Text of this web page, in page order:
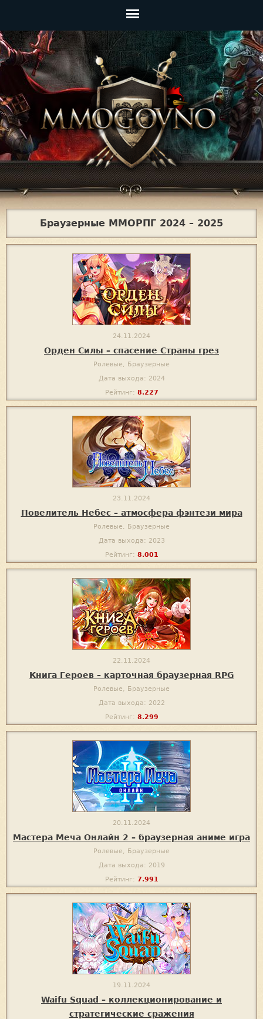
Главное
меню
Jump to navigation
Браузерные ММОРПГ 2024 – 2025
24.11.2024
Орден Силы – спасение Страны грез
Ролевые, Браузерные
Дата выхода: 2024
Рейтинг: 8.227
23.11.2024
Повелитель Небес – атмосфера фэнтези мира
Ролевые, Браузерные
Дата выхода: 2023
Рейтинг: 8.001
22.11.2024
Книга Героев – карточная браузерная RPG
Ролевые, Браузерные
Дата выхода: 2022
Рейтинг: 8.299
20.11.2024
Мастера Меча Онлайн 2 – браузерная аниме игра
Ролевые, Браузерные
Дата выхода: 2019
Рейтинг: 7.991
19.11.2024
Waifu Squad – коллекционирование и
стратегические сражения